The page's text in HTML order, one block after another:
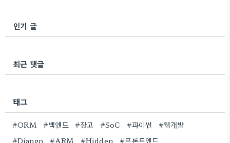
인기 글
최근 댓글
태그
#ORM #백엔드 #장고 #SoC #파이썬
#웹개발
#Django
#ARM #Hidden #프론트엔드